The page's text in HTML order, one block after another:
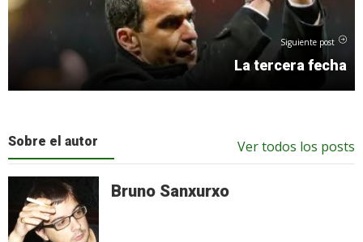
Siguiente post
La tercera fecha
Sobre el autor Ver todos los posts
Bruno Sanxurxo